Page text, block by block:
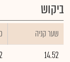
ביקוש
שער קניה
14.52